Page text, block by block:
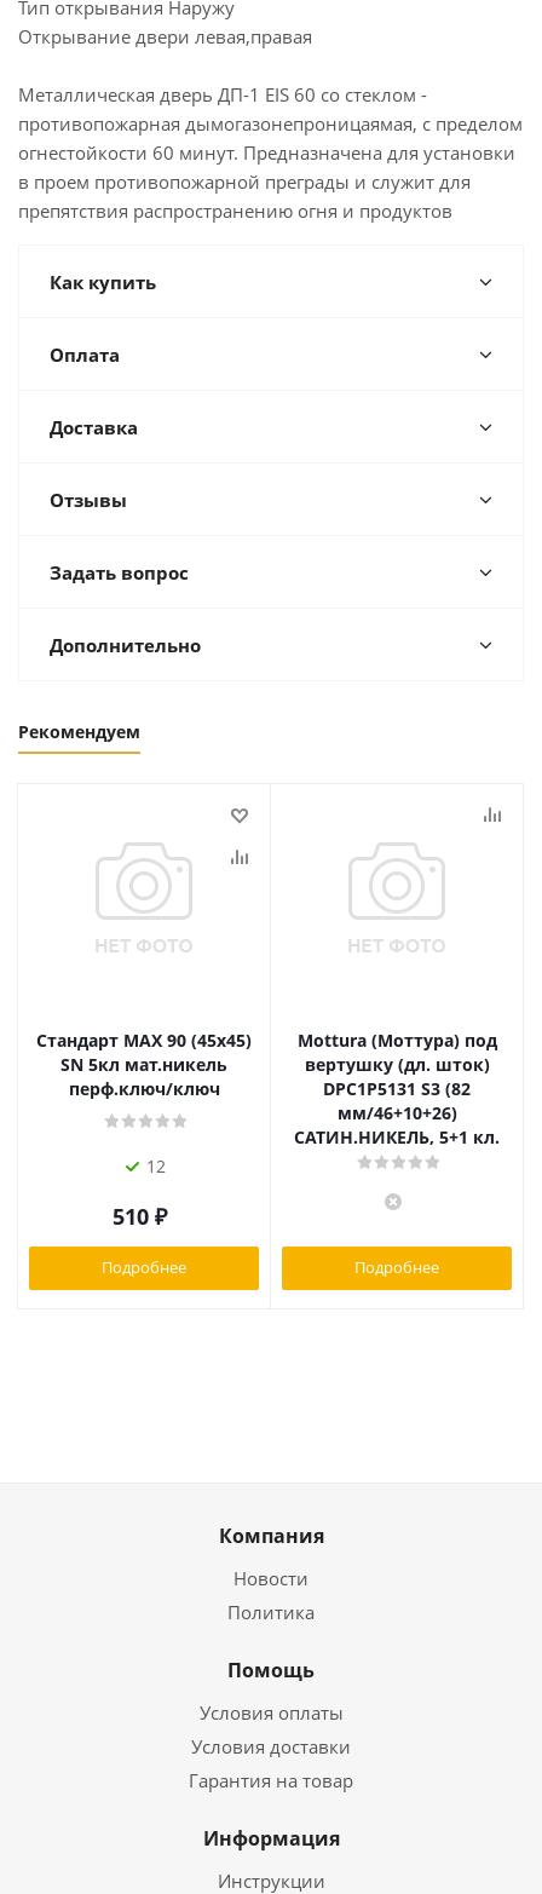
Тип открывания Наружу
Открывание двери левая,правая
Металлическая дверь ДП-1 EIS 60 со стеклом -
противопожарная дымогазонепроницаямая, с пределом
огнестойкости 60 минут. Предназначена для установки
в проем противопожарной преграды и служит для
препятствия распространению огня и продуктов
Как купить
Оплата
Доставка
Отзывы
Задать вопрос
Дополнительно
Рекомендуем
Стандарт MAX 90 (45х45)
SN 5кл мат.никель
перф.ключ/ключ
12
510 ₽
Подробнее
Mottura (Моттура) под
вертушку (дл. шток)
DPC1P5131 S3 (82
мм/46+10+26)
САТИН.НИКЕЛЬ, 5+1 кл.
Подробнее
Компания
Новости
Политика
Помощь
Условия оплаты
Условия доставки
Гарантия на товар
Информация
Инструкции